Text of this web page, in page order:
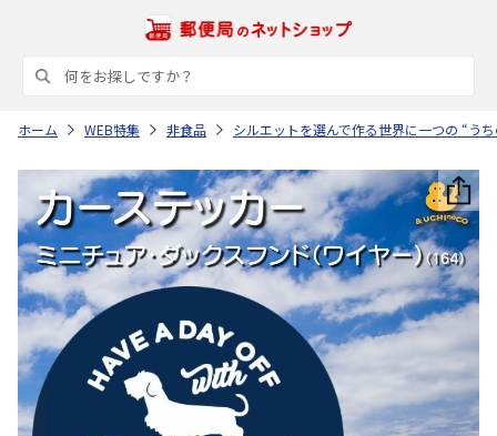
ホーム WEB特集 非食品 シルエットを選んで作る世界に一つの “う